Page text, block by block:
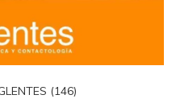
(146)